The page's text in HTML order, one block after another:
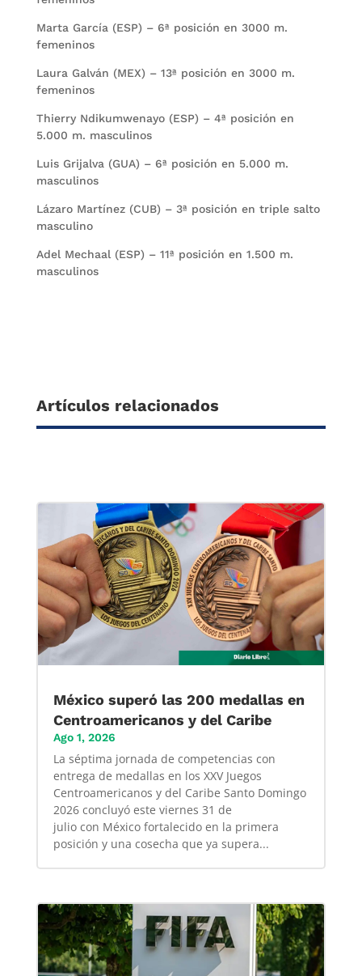
Marta García (ESP) – 6ª posición en 3000 m.
femeninos
Laura Galván (MEX) – 13ª posición en 3000 m.
femeninos
Thierry Ndikumwenayo (ESP) – 4ª posición en
5.000 m. masculinos
Luis Grijalva (GUA) – 6ª posición en 5.000 m.
masculinos
Lázaro Martínez (CUB) – 3ª posición en triple salto
masculino
Adel Mechaal (ESP) – 11ª posición en 1.500 m.
masculinos
Artículos relacionados
México superó las 200 medallas en
Centroamericanos y del Caribe
Ago 1, 2026
La séptima jornada de competencias con
entrega de medallas en los XXV Juegos
Centroamericanos y del Caribe Santo Domingo
2026 concluyó este viernes 31 de
julio con México fortalecido en la primera
posición y una cosecha que ya supera...